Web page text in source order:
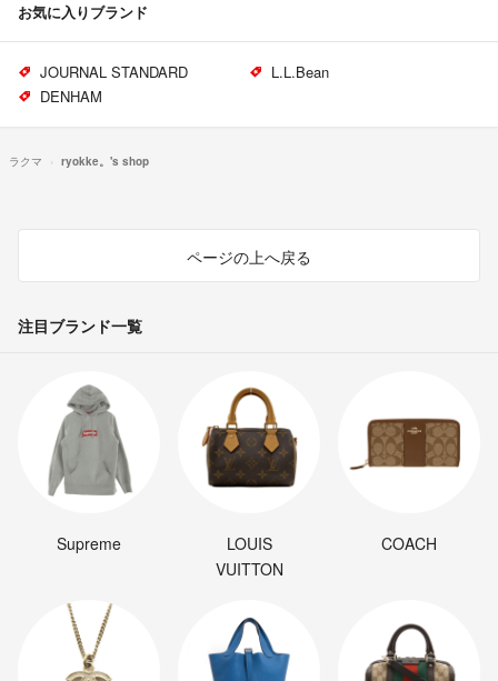
お気に入りブランド
JOURNAL STANDARD
L.L.Bean
DENHAM
ラクマ ryokke。's shop
ページの上へ戻る
注目ブランド一覧
Supreme
LOUIS
VUITTON
COACH